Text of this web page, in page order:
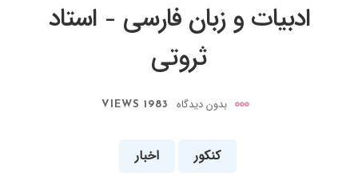
ادبیات و زبان فارسی – استاد
ثروتی
بدون دیدگاه 1983 VIEWS
اخبار کنکور